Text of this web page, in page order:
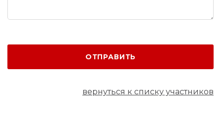
ОТПРАВИТЬ
вернуться к списку участников